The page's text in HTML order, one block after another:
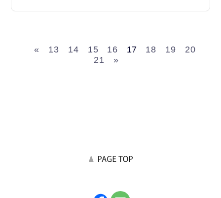
« 13 14 15 16 17 18 19
20
21
»